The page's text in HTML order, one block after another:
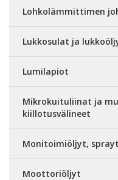
Lohkolämmittimen
Lukkosulat ja
Lumilapiot
Mikrokuituliinat ja
kiillotusvälineet
Monitoimiöljyt,
Moottoriöljyt